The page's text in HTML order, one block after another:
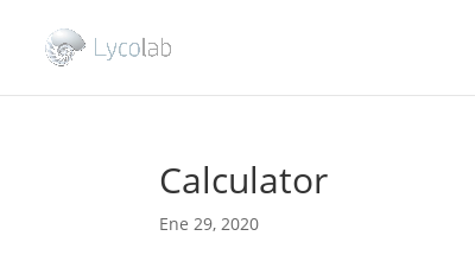
Calculator
Ene 29, 2020